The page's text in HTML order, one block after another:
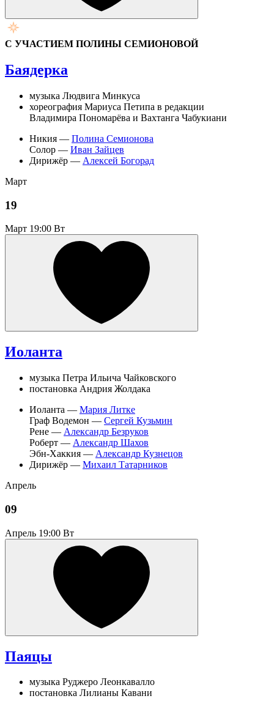
С УЧАСТИЕМ ПОЛИНЫ СЕМИОНОВОЙ
Баядерка
музыка Людвига Минкуса
хореография Мариуса Петипа в редакции
Владимира Пономарёва и Вахтанга Чабукиани
Никия — Полина Семионова
Солор — Иван Зайцев
Дирижёр — Алексей Богорад
Март
19
Март 19:00 Вт
Иоланта
музыка Петра Ильича Чайковского
постановка Андрия Жолдака
Иоланта — Мария Литке
Граф Водемон — Сергей Кузьмин
Рене — Александр Безруков
Роберт — Александр Шахов
Эбн-Хаккия — Александр Кузнецов
Дирижёр — Михаил Татарников
Апрель
09
Апрель 19:00 Вт
Паяцы
музыка Руджеро Леонкавалло
постановка Лилианы Кавани